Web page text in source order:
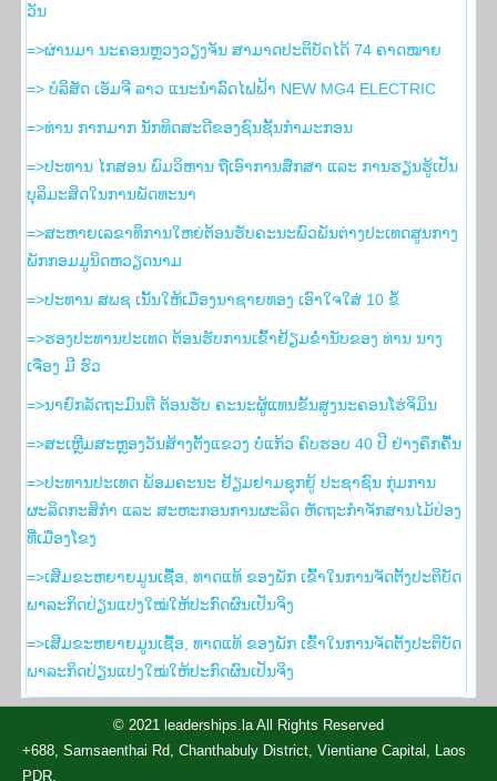
ວັນ
=>ຜ່ານມາ ນະຄອນຫຼວງວຽງຈັນ ສາມາດປະຕິບັດໄດ້ 74 ຄາດໝາຍ
=> ບໍລິສັດ ເອັມຈີ ລາວ ແນະນຳລົດໄຟຟ້າ NEW MG4 ELECTRIC
=>ທ່ານ ກາກມາກ ນັກທິດສະດີຂອງຊົນຊັ້ນກຳມະກອນ
=>ປະທານ ໄກສອນ ພົມວິຫານ ຖືເອົາການສຶກສາ ແລະ ການຮຽນຮູ້ເປັນ
ບຸລິມະສິດໃນການພັດທະນາ
=>ສະຫາຍເລຂາທິການໃຫຍ່ຕ້ອນຮັບຄະນະພົວພັນຕ່າງປະເທດສູນກາງ
ພັກກອມມູນິດຫວຽດນາມ
=>ປະທານ ສພຊ ເນັ້ນໃຫ້ເມືອງນາຊາຍທອງ ເອົາໃຈໃສ່ 10 ຂໍ້
=>ຮອງ​ປະທານ​ປະເທດ ຕ້ອນຮັບ​ການ​ເຂົ້າ​ຢ້ຽມ​ຂ່ຳນັບ​ຂອງ ທ່ານ ນາງ
ເຈືອງ ມີ ຮົວ
=>ນາຍົກລັດຖະມົນຕີ ຕ້ອນຮັບ ຄະນະຜູ້ແທນຂັ້ນສູງນະຄອນໂຮ່ຈິມິນ
=>ສະເຫຼີມສະຫຼອງວັນສ້າງຕັ້ງແຂວງ ບໍ່ແກ້ວ ຄົບຮອບ 40 ປີ ຢ່າງຄຶກຄື້ນ
=>ປະທານປະເທດ ພ້ອມຄະນະ ຢ້ຽມຢາມຊຸກຍູ້ ປະຊາຊົນ ກຸ່ມການ
ຜະລິດກະສິກຳ ແລະ ສະຫະກອນການຜະລິດ ຫັດຖະກຳຈັກສານໄມ້ປ່ອງ
ທີ່ເມືອງໂຂງ
=>ເສີມຂະຫຍາຍມູນເຊື້ອ, ທາດແທ້ ຂອງພັກ ເຂົ້າໃນການຈັດຕັ້ງປະຕິບັດ
ພາລະກິດປ່ຽນແປງໃໝ່ໃຫ້ປະກົດຜົນເປັນຈິງ
=>ເສີມຂະຫຍາຍມູນເຊື້ອ, ທາດແທ້ ຂອງພັກ ເຂົ້າໃນການຈັດຕັ້ງປະຕິບັດ
ພາລະກິດປ່ຽນແປງໃໝ່ໃຫ້ປະກົດຜົນເປັນຈິງ
© 2021 leaderships.la All Rights Reserved
+688, Samsaenthai Rd, Chanthabuly District, Vientiane Capital, Laos
PDR.